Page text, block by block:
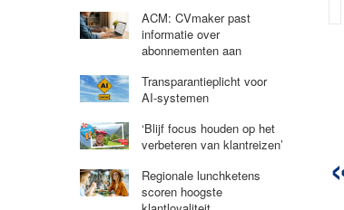
ACM: CVmaker past
informatie over
abonnementen aan
Transparantieplicht voor
AI-systemen
‘Blijf focus houden op het
verbeteren van klantreizen’
Regionale lunchketens
scoren hoogste